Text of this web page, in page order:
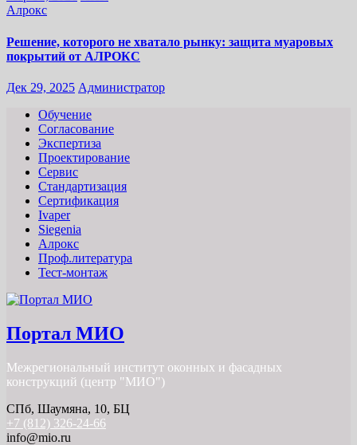
Алрокс
Решение, которого не хватало рынку: защита муаровых
покрытий от АЛРОКС
Дек 29, 2025 Администратор
Обучение
Согласование
Экспертиза
Проектирование
Сервис
Стандартизация
Сертификация
Ivaper
Siegenia
Алрокс
Проф.литература
Тест-монтаж
Портал МИО
Межрегиональный институт оконных и фасадных
конструкций (центр "МИО")
СПб, Шаумяна, 10, БЦ
+7 (812) 326-24-66
info@mio.ru